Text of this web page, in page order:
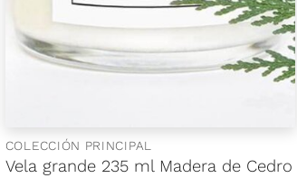
COLECCIÓN PRINCIPAL
Vela grande 235 ml Madera de Cedro